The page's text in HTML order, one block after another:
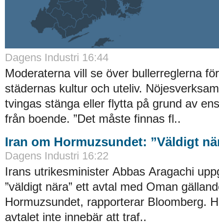
Dagens Industri 16:44
Moderaterna vill se över bullerreglerna
städernas kultur och uteliv.
tvingas stänga eller flytta på grund av
från boende. ”Det måste finnas fl..
Iran om Hormuzsundet: ”Väldigt
Dagens Industri 16:22
Irans utrikesminister Abbas Aragachi
”väldigt nära” ett avtal med Oman
Hormuzsundet, rapporterar Bloomberg.
avtalet inte innebär att traf..